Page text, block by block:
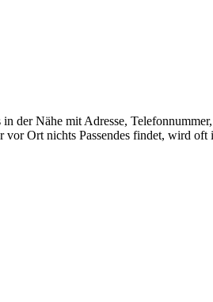
der Nähe mit Adresse,
Ort nichts Passendes findet, wird oft